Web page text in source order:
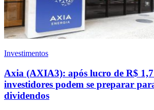
Investimentos
Axia (AXIA3): após lucro de R$
investidores podem se preparar
dividendos